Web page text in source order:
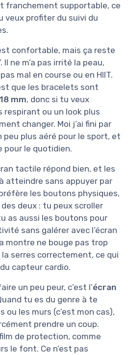
franchement supportable, ce
profiter du suivi du
confortable, mais ça reste
Il ne m’a pas irrité la peau,
mal en course ou en HIIT.
que les bracelets sont
mm, donc si tu veux
respirant ou un look plus
changer. Moi j’ai fini par
plus aéré pour le sport, et
pour le quotidien.
tactile répond bien, et les
atteindre sans appuyer par
les boutons physiques,
deux : tu peux scroller
as aussi les boutons pour
sans galérer avec l’écran
montre ne bouge pas trop
serres correctement, ce qui
capteur cardio.
un peu peur, c’est l’écran
tu es du genre à te
ou les murs (c’est mon cas),
prendre un coup.
de protection, comme
le font. Ce n’est pas